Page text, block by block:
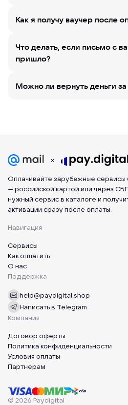
Как я получу ваучер после
Что делать, если письмо с
пришло?
Можно ли вернуть деньги за
Оплачивайте зарубежные сервисы
— российской картой или через
нужный сервис в каталоге и
активации сразу после оплаты.
Навигация
Сервисы
Как оплатить
О нас
Поддержка
help@paydigital.shop
Написать в Telegram
Компания
Договор оферты
Политика конфиденциальности
Условия оплаты
Партнерам
© 2026 Paydigital